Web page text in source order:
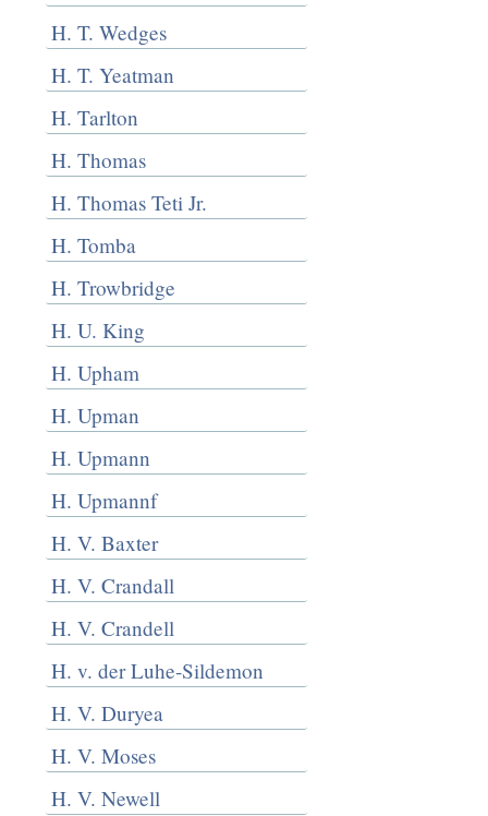
H. T. Wedges
H. T. Yeatman
H. Tarlton
H. Thomas
H. Thomas Teti Jr.
H. Tomba
H. Trowbridge
H. U. King
H. Upham
H. Upman
H. Upmann
H. Upmannf
H. V. Baxter
H. V. Crandall
H. V. Crandell
H. v. der Luhe-Sildemon
H. V. Duryea
H. V. Moses
H. V. Newell